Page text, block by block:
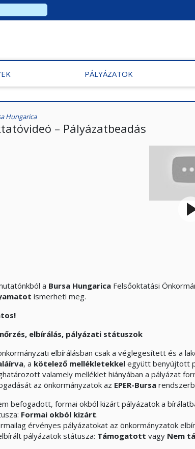
PÁLYÁZATOK
Hungarica
– Pályázatbeadás
a Bursa Hungarica Felsőoktatási
ismerheti meg.
elbírálás, pályázati státuszok
elbírálásban csak a véglegesített és a
, a kötelező mellékletekkel együtt benyújtott
valamely melléklet hiányában a pályázat
az önkormányzatok az EPER-Bursa
befogadott, formai okból kizárt pályázatok a
Formai okból kizárt.
érvényes pályázatokat az önkormányzatok
pályázatok státusza: Támogatott vagy Nem